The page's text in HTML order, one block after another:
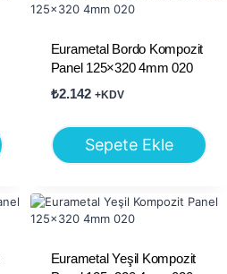
Eurametal Bordo Kompozit
Panel 125×320 4mm 020
₺2.142 +KDV
Sepete Ekle
Eurametal Yeşil Kompozit